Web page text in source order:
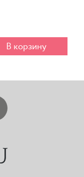
В корзину